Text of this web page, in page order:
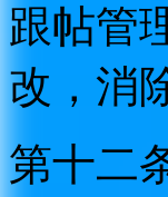
跟帖管
改，消
第十二